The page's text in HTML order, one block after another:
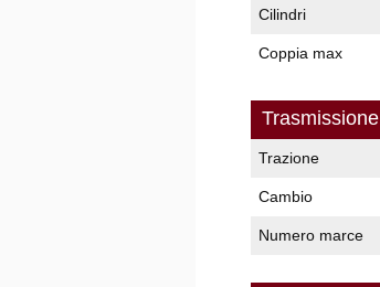
Cilindri
Coppia max
Trasmissione
Trazione
Cambio
Numero marce